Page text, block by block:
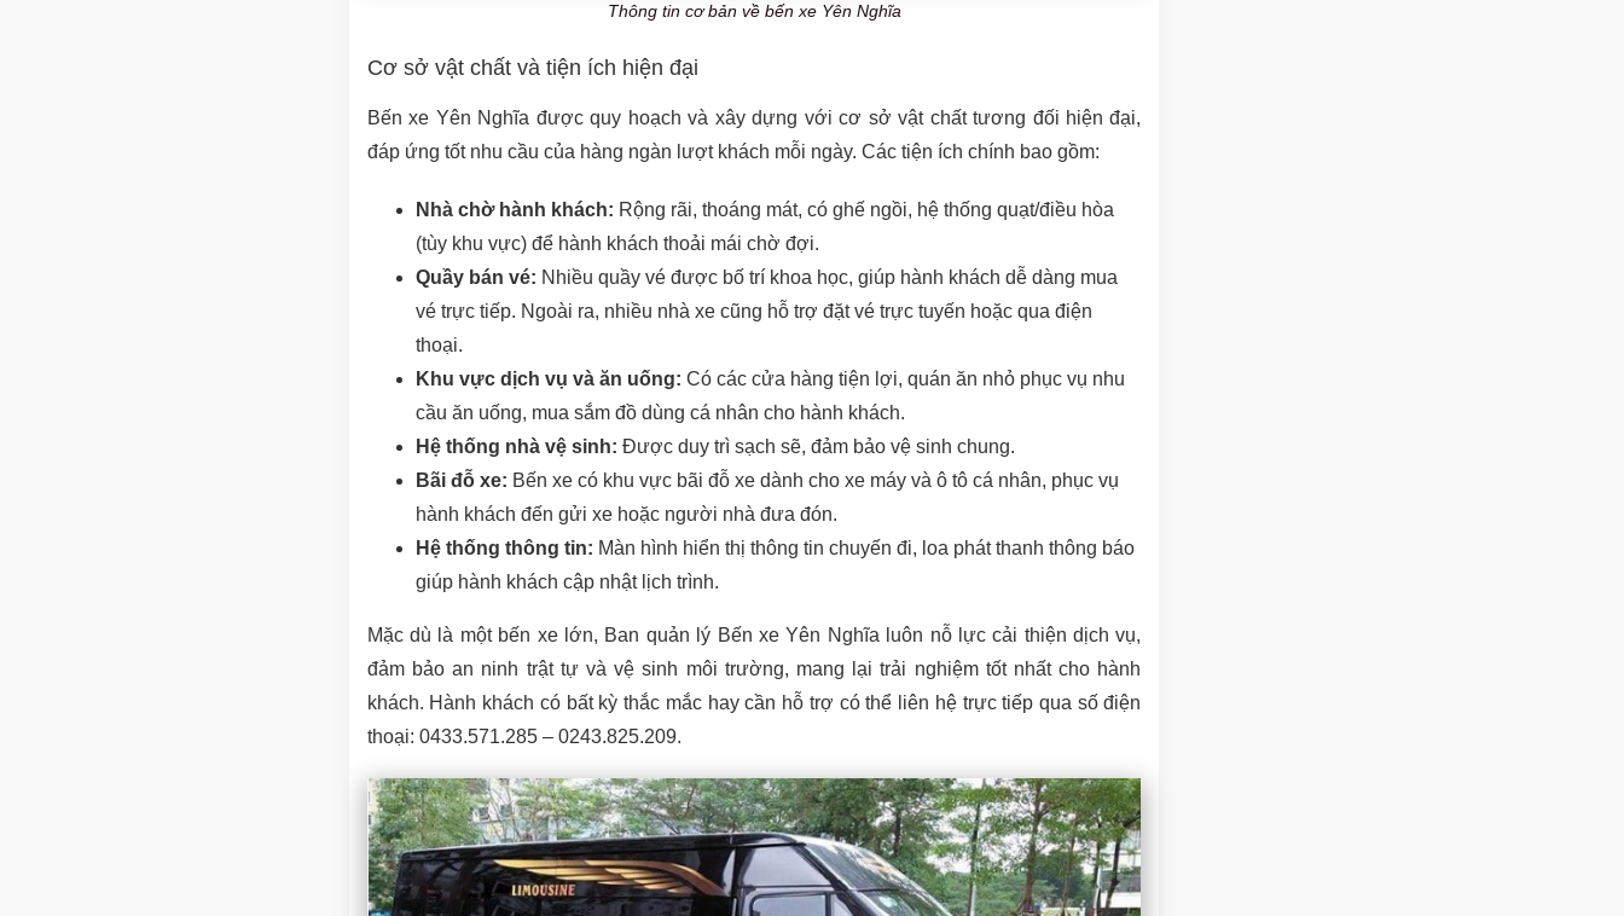
Thông tin cơ bản về bến xe Yên Nghĩa
Cơ sở vật chất và tiện ích hiện đại
Bến xe Yên Nghĩa được quy hoạch và xây dựng với cơ sở vật chất tương đối hiện đại,
đáp ứng tốt nhu cầu của hàng ngàn lượt khách mỗi ngày. Các tiện ích chính bao gồm:
Nhà chờ hành khách: Rộng rãi, thoáng mát, có ghế ngồi, hệ thống quạt/điều hòa
(tùy khu vực) để hành khách thoải mái chờ đợi.
Quầy bán vé: Nhiều quầy vé được bố trí khoa học, giúp hành khách dễ dàng mua
vé trực tiếp. Ngoài ra, nhiều nhà xe cũng hỗ trợ đặt vé trực tuyến hoặc qua điện
thoại.
Khu vực dịch vụ và ăn uống: Có các cửa hàng tiện lợi, quán ăn nhỏ phục vụ nhu
cầu ăn uống, mua sắm đồ dùng cá nhân cho hành khách.
Hệ thống nhà vệ sinh: Được duy trì sạch sẽ, đảm bảo vệ sinh chung.
Bãi đỗ xe: Bến xe có khu vực bãi đỗ xe dành cho xe máy và ô tô cá nhân, phục vụ
hành khách đến gửi xe hoặc người nhà đưa đón.
Hệ thống thông tin: Màn hình hiển thị thông tin chuyến đi, loa phát thanh thông báo
giúp hành khách cập nhật lịch trình.
Mặc dù là một bến xe lớn, Ban quản lý Bến xe Yên Nghĩa luôn nỗ lực cải thiện dịch vụ,
đảm bảo an ninh trật tự và vệ sinh môi trường, mang lại trải nghiệm tốt nhất cho hành
khách. Hành khách có bất kỳ thắc mắc hay cần hỗ trợ có thể liên hệ trực tiếp qua số điện
thoại: 0433.571.285 – 0243.825.209.